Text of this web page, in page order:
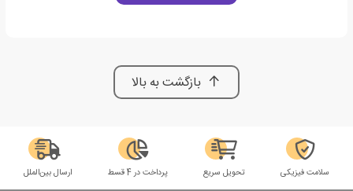
بازگشت به بالا
سلامت فیزیکی تحویل سریع پرداخت در 4 قسط ارسال بین‌الملل